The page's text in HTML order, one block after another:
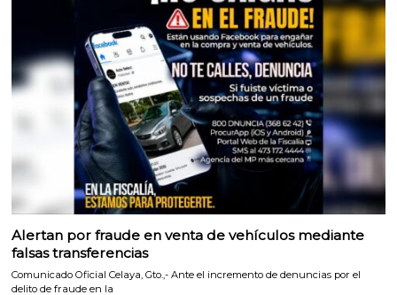
Alertan por fraude en venta de vehículos mediante
falsas transferencias
Comunicado Oficial Celaya, Gto.,- Ante el incremento de denuncias por el
delito de fraude en la